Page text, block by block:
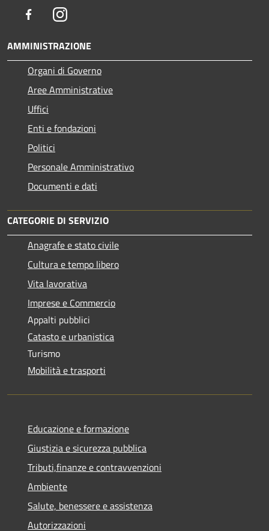
FacebookInstagram
AMMINISTRAZIONE
Organi di Governo
Aree Amministrative
Uffici
Enti e fondazioni
Politici
Personale Amministrativo
Documenti e dati
CATEGORIE DI SERVIZIO
Anagrafe e stato civile
Cultura e tempo libero
Vita lavorativa
Imprese e Commercio
Appalti pubblici
Catasto e urbanistica
Turismo
Mobilità e trasporti
Educazione e formazione
Giustizia e sicurezza pubblica
Tributi,finanze e contravvenzioni
Ambiente
Salute, benessere e assistenza
Autorizzazioni